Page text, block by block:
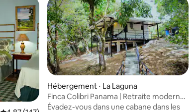
Hébergement ⋅ La Laguna
Finca Colibri Panama | Retraite moderne
dans une cabane dans les arbres
Évadez-vous dans une cabane dans les